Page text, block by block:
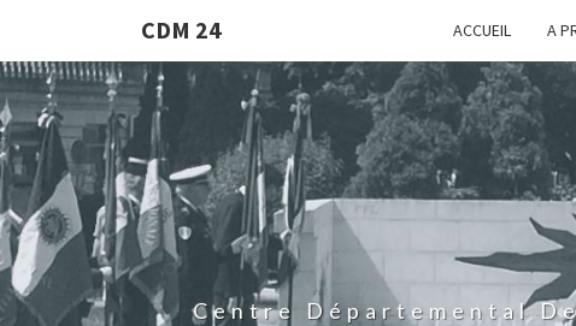
CDM 24 ACCUEIL A
Centre Départemental